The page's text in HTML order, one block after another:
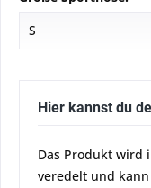
Hier kannst du
Das Produkt wird
veredelt und